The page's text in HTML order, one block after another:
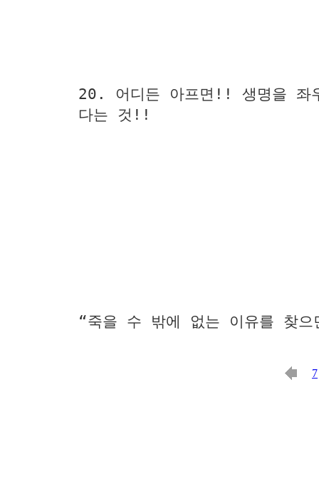
20. 어디든 아프면!! 생명을 좌
다는 것!!
“죽을 수 밖에 없는 이유를 찾
7